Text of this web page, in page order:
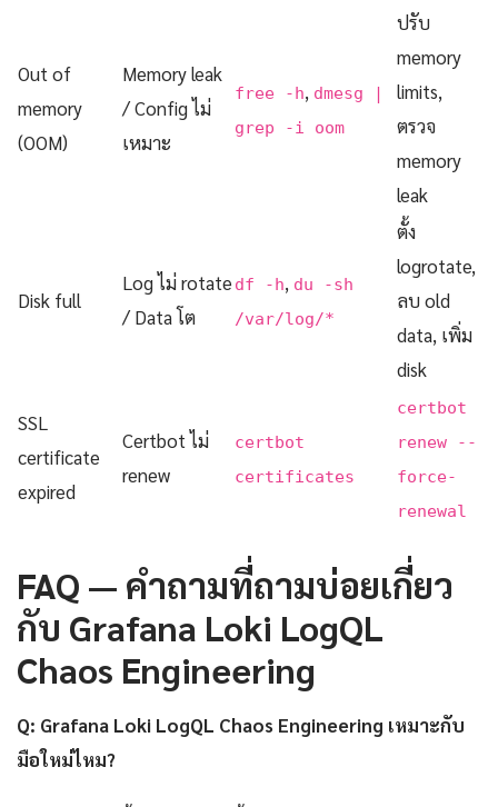
Out of
memory
(OOM)
Memory leak
/ Config ไม่
เหมาะ
free -h, dmesg |
grep -i oom
ปรับ
memory
limits,
ตรวจ
memory
leak
Disk full
Log ไม่ rotate
/ Data โต
df -h, du -sh
/var/log/*
ตั้ง
logrotate,
ลบ old
data, เพิ่ม
disk
SSL
certificate
expired
Certbot ไม่
renew
certbot
certificates
certbot
renew --
force-
renewal
FAQ — คำถามที่ถามบ่อยเกี่ยว
กับ Grafana Loki LogQL
Chaos Engineering
Q: Grafana Loki LogQL Chaos Engineering เหมาะกับ
มือใหม่ไหม?